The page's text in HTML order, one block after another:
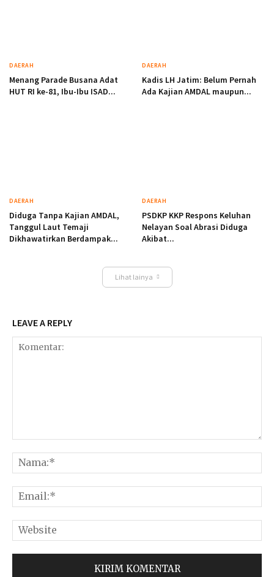
DAERAH
Menang Parade Busana Adat
HUT RI ke-81, Ibu-Ibu ISAD...
DAERAH
Kadis LH Jatim: Belum Pernah
Ada Kajian AMDAL maupun...
DAERAH
Diduga Tanpa Kajian AMDAL,
Tanggul Laut Temaji
Dikhawatirkan Berdampak...
DAERAH
PSDKP KKP Respons Keluhan
Nelayan Soal Abrasi Diduga
Akibat...
Lihat lainya
LEAVE A REPLY